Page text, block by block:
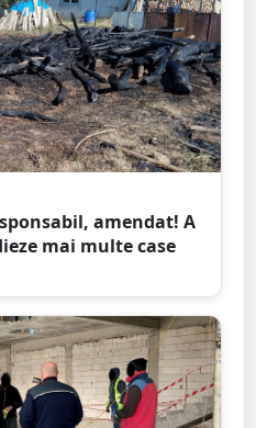
amendat! A
mai multe case